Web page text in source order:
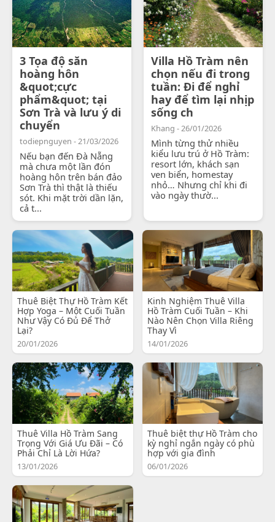
3 Tọa độ săn
hoàng hôn
&quot;cực
phẩm&quot; tại
Sơn Trà và lưu ý di
chuyển
todiepnguyen - 21/03/2026
Nếu bạn đến Đà Nẵng
mà chưa một lần đón
hoàng hôn trên bán đảo
Sơn Trà thì thật là thiếu
sót. Khi mặt trời dần lặn,
cả t...
Villa Hồ Tràm nên
chọn nếu đi trong
tuần: Đi để nghỉ
hay để tìm lại nhịp
sống ch
Khang - 26/01/2026
Mình từng thử nhiều
kiểu lưu trú ở Hồ Tràm:
resort lớn, khách sạn
ven biển, homestay
nhỏ… Nhưng chỉ khi đi
vào ngày thườ...
Thuê Biệt Thự Hồ Tràm Kết
Hợp Yoga – Một Cuối Tuần
Như Vậy Có Đủ Để Thở
Lại?
20/01/2026
Kinh Nghiệm Thuê Villa
Hồ Tràm Cuối Tuần – Khi
Nào Nên Chọn Villa Riêng
Thay Vì
14/01/2026
Thuê Villa Hồ Tràm Sang
Trọng Với Giá Ưu Đãi – Có
Phải Chỉ Là Lời Hứa?
13/01/2026
Thuê biệt thự Hồ Tràm cho
kỳ nghỉ ngắn ngày có phù
hợp với gia đình
06/01/2026